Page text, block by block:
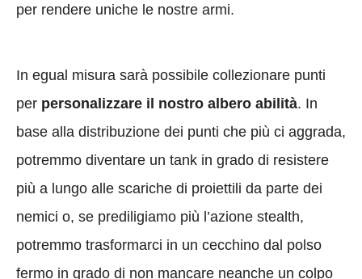
per rendere uniche le nostre armi.
In egual misura sarà possibile collezionare punti
per personalizzare il nostro albero abilità. In
base alla distribuzione dei punti che più ci aggrada,
potremmo diventare un tank in grado di resistere
più a lungo alle scariche di proiettili da parte dei
nemici o, se prediligiamo più l’azione stealth,
potremmo trasformarci in un cecchino dal polso
fermo in grado di non mancare neanche un colpo